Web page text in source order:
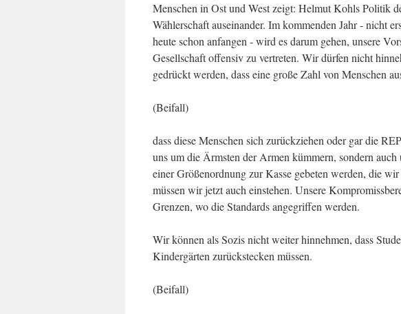
Menschen in Ost und West zeigt: Helmut Kohls Politik
Wählerschaft auseinander. Im kommenden Jahr ‑ nicht
heute schon anfangen ‑ wird es darum gehen, unsere
Gesellschaft offensiv zu vertreten. Wir dürfen nicht
gedrückt werden, dass eine große Zahl von Menschen
(Beifall)
dass diese Menschen sich zurückziehen oder gar die
uns um die Ärmsten der Armen kümmern, sondern
einer Größenordnung zur Kasse gebeten werden, die
müssen wir jetzt auch einstehen. Unsere
Grenzen, wo die Standards angegriffen werden.
Wir können als Sozis nicht weiter hinnehmen, dass
Kindergärten zurückstecken müssen.
(Beifall)